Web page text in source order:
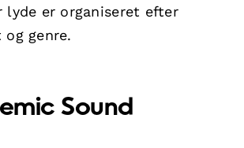
lyde er organiseret efter
genre.
Sound